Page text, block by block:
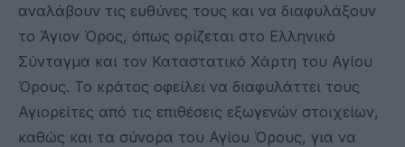
αναλάβουν τις ευθύνες τους και να διαφυλάξουν
το Άγιον Όρος, όπως ορίζεται στο Ελληνικό
Σύνταγμα και τον Καταστατικό Χάρτη του Αγίου
Όρους. Το κράτος οφείλει να διαφυλάττει τους
Αγιορείτες από τις επιθέσεις εξωγενών στοιχείων,
καθώς και τα σύνορα του Αγίου Όρους, για να